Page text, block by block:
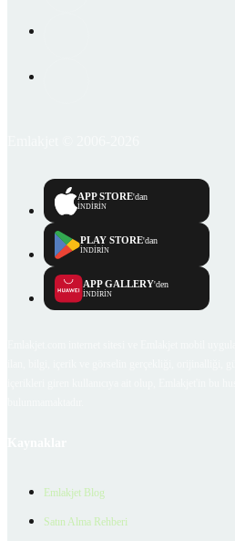
APP STORE'dan
İNDİRİN
PLAY STORE'dan
İNDİRİN
APP GALLERY'den
İNDİRİN
Emlakjet Blog
Satın Alma Rehberi